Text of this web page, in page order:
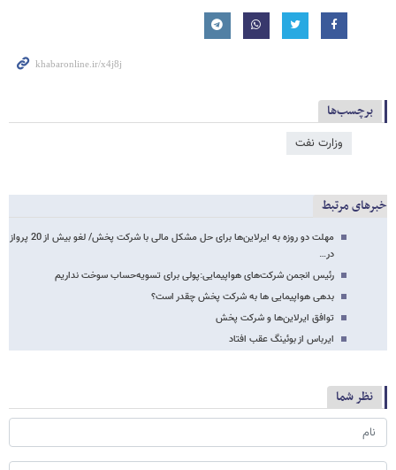
برچسب‌ها
وزارت نفت
خبرهای مرتبط
مهلت دو روزه به ایرلاین‌ها برای حل مشکل مالی با شرکت پخش/ لغو بیش از 20 پرواز
در…
رئیس انجمن شرکت‌های هواپیمایی:پولی برای تسویه‌حساب سوخت نداریم
بدهی هواپیمایی ها به شرکت پخش چقدر است؟
توافق ایرلاین‌ها و شرکت‌ پخش
ایرباس از بوئینگ عقب افتاد
نظر شما